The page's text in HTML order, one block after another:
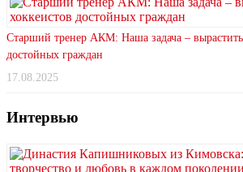
Старший тренер АКМ: Наша задача – вырастить
достойных граждан
17.08.2025
Интервью